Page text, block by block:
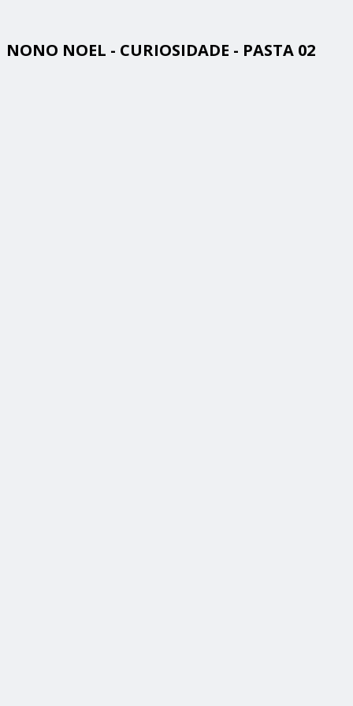
NONO NOEL - CURIOSIDADE - PASTA 02